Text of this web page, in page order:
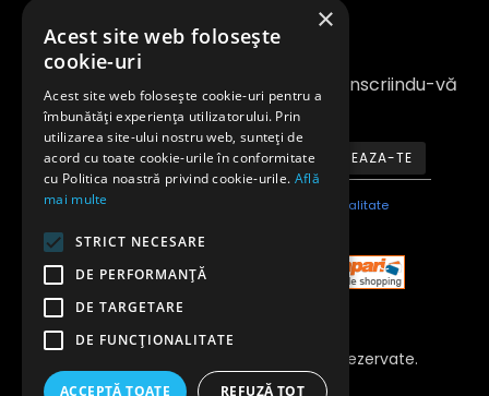
Newsletter
Fiți la curent cu noutățile și promoțiile înscriindu-vă
la newsletter-ul nostru
ABONEAZA-TE
Am citit şi sunt de acord cu Politica de confidentialitate
Copyright 2023 © Toate Drepturile Rezervate.
Anvelopeavantajoase.ro
×
Acest site web folosește
cookie-uri
Acest site web folosește cookie-uri pentru a
îmbunătăți experiența utilizatorului. Prin
utilizarea site-ului nostru web, sunteți de
acord cu toate cookie-urile în conformitate
cu Politica noastră privind cookie-urile. Află
mai multe
STRICT NECESARE
DE PERFORMANȚĂ
DE TARGETARE
DE FUNCŢIONALITATE
ACCEPTĂ TOATE REFUZĂ TOT